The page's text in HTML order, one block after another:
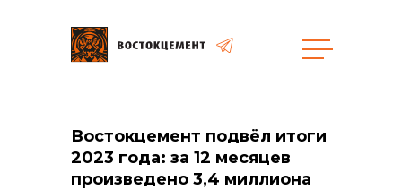
Объекты
Закупки
Востокцемент подвёл итоги
2023 года: за 12 месяцев
произведено 3,4 миллиона